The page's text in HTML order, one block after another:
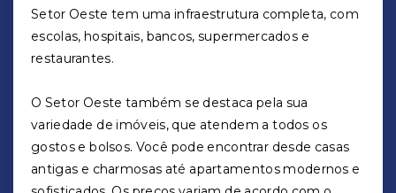
Setor Oeste tem uma infraestrutura completa, com
escolas, hospitais, bancos, supermercados e
restaurantes.
O Setor Oeste também se destaca pela sua
variedade de imóveis, que atendem a todos os
gostos e bolsos. Você pode encontrar desde casas
antigas e charmosas até apartamentos modernos e